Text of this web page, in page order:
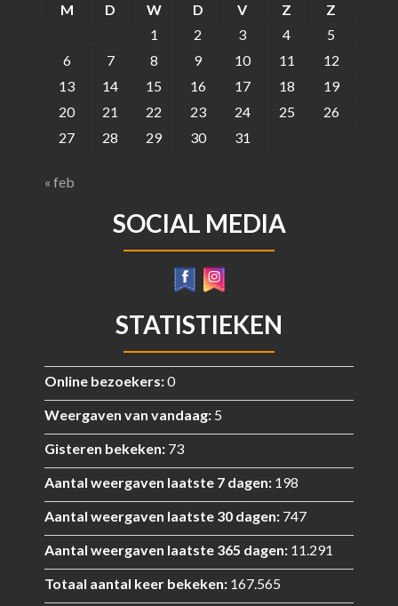
M D W D V Z
Z
1
2 3 4
5
6
7 8 9 10 11
12
13
14 15 16 17 18
19
20
21 22 23 24 25
26
27
28 29 30 31
« feb
SOCIAL MEDIA
STATISTIEKEN
Online bezoekers:0
Weergaven van vandaag: 5
Gisteren bekeken: 73
Aantal weergaven laatste 7 dagen: 198
Aantal weergaven laatste 30 dagen: 747
Aantal weergaven laatste 365 dagen: 11.291
Totaal aantal keer bekeken: 167.565